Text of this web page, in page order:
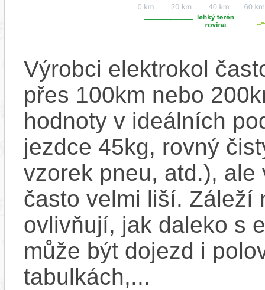
Výrobci elektrokol
přes 100km nebo
hodnoty v ideálních
jezdce 45kg, rovný
vzorek pneu, atd.),
často velmi liší. Záleží
ovlivňují, jak daleko s
může být dojezd i
tabulkách,...